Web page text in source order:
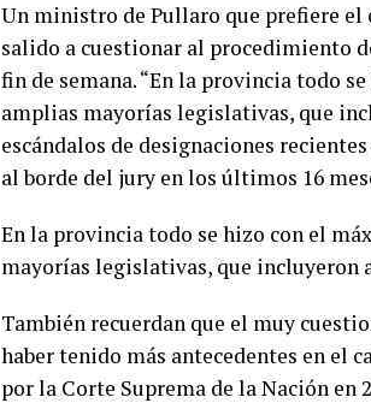
Un ministro de Pullaro que prefiere
salido a cuestionar al procedimiento
fin de semana. “En la provincia todo
amplias mayorías legislativas, que
escándalos de designaciones
al borde del jury en los últimos 16
En la provincia todo se hizo con el
mayorías legislativas, que incluyeron
También recuerdan que el muy
haber tenido más antecedentes en el
por la Corte Suprema de la Nación en